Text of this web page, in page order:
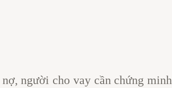
người cho vay cần chứng minh